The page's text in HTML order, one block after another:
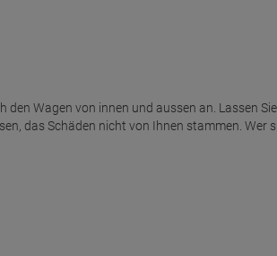
Wagen von innen und aussen an. Lassen
das Schäden nicht von Ihnen stammen. Wer